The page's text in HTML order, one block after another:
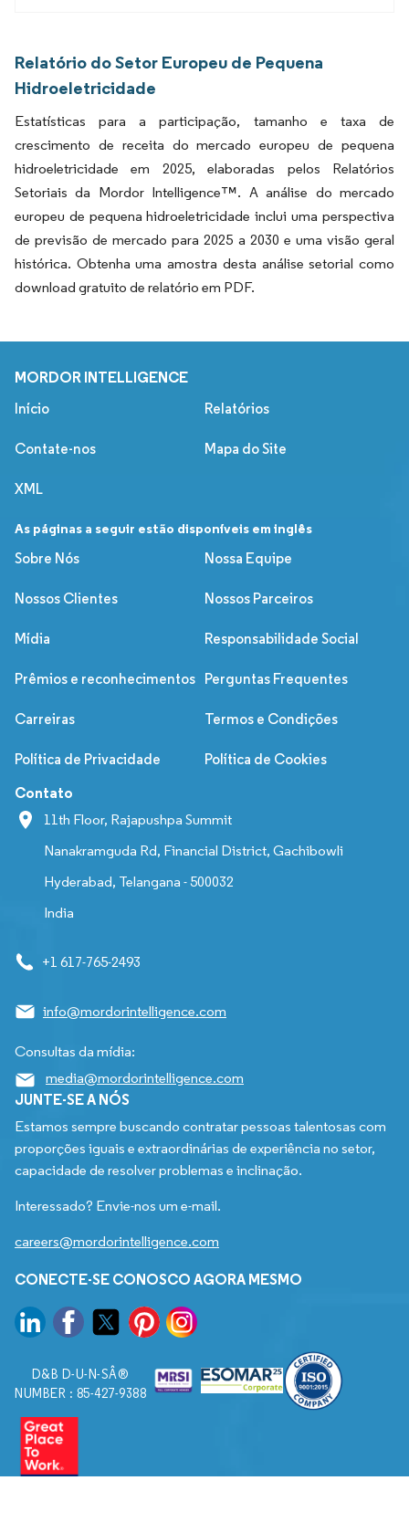
Relatório do Setor Europeu de Pequena
Hidroeletricidade
Estatísticas para a participação, tamanho e taxa de
crescimento de receita do mercado europeu de pequena
hidroeletricidade em 2025, elaboradas pelos Relatórios
Setoriais da Mordor Intelligence™. A análise do mercado
europeu de pequena hidroeletricidade inclui uma perspectiva
de previsão de mercado para 2025 a 2030 e uma visão geral
histórica. Obtenha uma amostra desta análise setorial como
download gratuito de relatório em PDF.
MORDOR INTELLIGENCE
Início Relatórios
Contate-nos Mapa do Site
XML
As páginas a seguir estão disponíveis em inglês
Sobre Nós
Nossa Equipe
Nossos Clientes Nossos Parceiros
Mídia Responsabilidade Social
Prêmios e reconhecimentos Perguntas Frequentes
Carreiras Termos e Condições
Política de Privacidade Política de Cookies
Contato
11th Floor, Rajapushpa Summit
Nanakramguda Rd, Financial District, Gachibowli
Hyderabad, Telangana - 500032
India
+1 617-765-2493
info@mordorintelligence.com
Consultas da mídia:
media@mordorintelligence.com
JUNTE-SE A NÓS
Estamos sempre buscando contratar pessoas talentosas com
proporções iguais e extraordinárias de experiência no setor,
capacidade de resolver problemas e inclinação.
Interessado? Envie-nos um e-mail.
careers@mordorintelligence.com
CONECTE-SE CONOSCO AGORA MESMO
D&B D-U-N-SÂ®
NUMBER : 85-427-9388